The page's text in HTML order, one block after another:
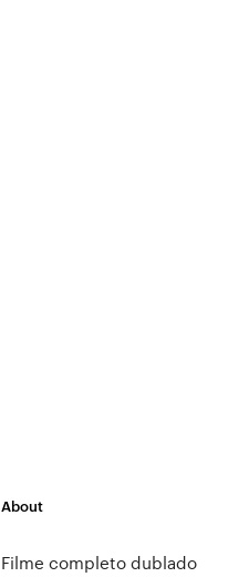
About
Filme completo dublado